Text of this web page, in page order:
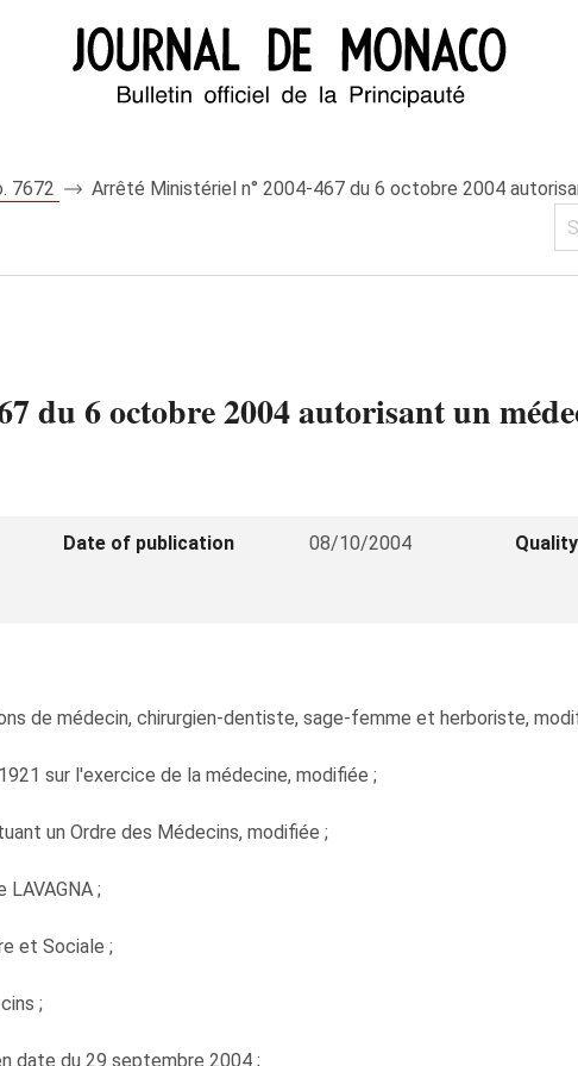
7672 Arrêté Ministériel n° 2004-467 du 6 octobre 2004
du 6 octobre 2004 autorisant un
Date of publication 08/10/2004
de médecin, chirurgien-dentiste, sage-femme et herboriste,
sur l'exercice de la médecine, modifiée ;
un Ordre des Médecins, modifiée ;
;
et Sociale ;
;
date du 29 septembre 2004 ;